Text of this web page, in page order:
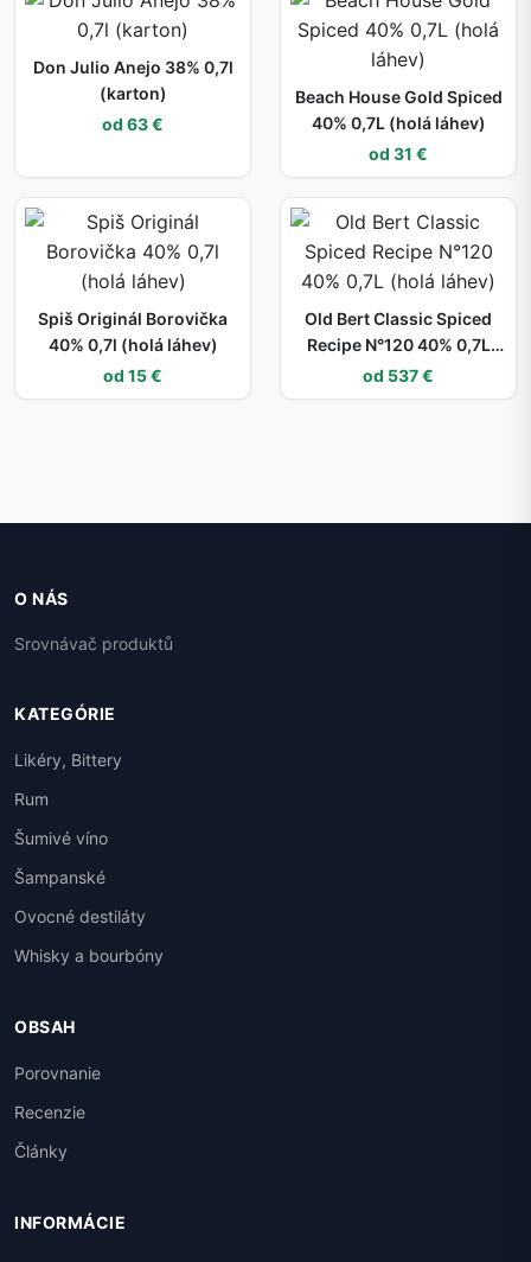
Don Julio Anejo 38% 0,7l
(karton)
od 63 €
Beach House Gold Spiced
40% 0,7L (holá láhev)
od 31 €
Spiš Originál Borovička
40% 0,7l (holá láhev)
od 15 €
Old Bert Classic Spiced
Recipe N°120 40% 0,7L
(holá láhev)
od 537 €
O NÁS
Srovnávač produktů
KATEGÓRIE
Likéry, Bittery
Rum
Šumivé víno
Šampanské
Ovocné destiláty
Whisky a bourbóny
OBSAH
Porovnanie
Recenzie
Články
INFORMÁCIE